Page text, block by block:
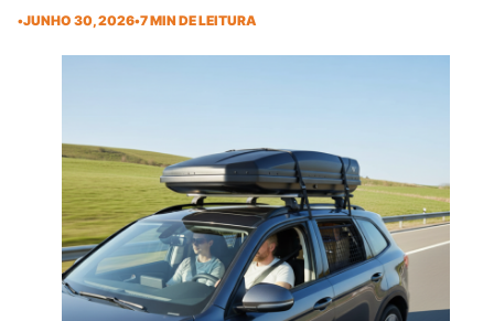
•JUNHO 30, 2026•7 MIN DE LEITURA